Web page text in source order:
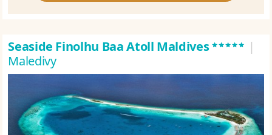
Seaside Finolhu Baa Atoll Maldives***** |
Maledivy